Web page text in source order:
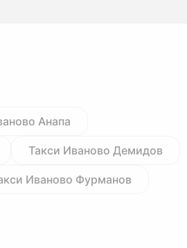
Анапа
Такси Иваново Демидов
Иваново Фурманов